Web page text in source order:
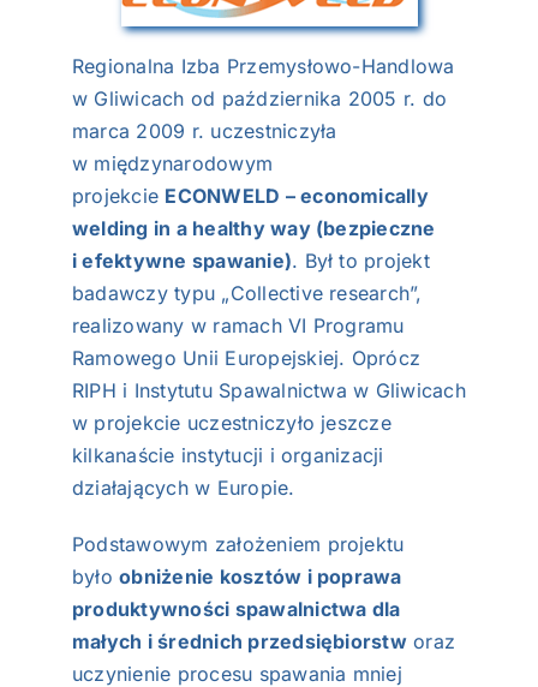
GALERIA
SĄD ARBITRAŻOWY
KOMITETY
MARKA ŚLĄSKIE
KONTAKT
Regionalna Izba Przemysłowo-Handlowa
w Gliwicach od października 2005 r. do
marca 2009 r. uczestniczyła
w międzynarodowym
projekcie ECONWELD – economically
welding in a healthy way (bezpieczne
i efektywne spawanie). Był to projekt
badawczy typu „Collective research”,
realizowany w ramach VI Programu
Ramowego Unii Europejskiej. Oprócz
RIPH i Instytutu Spawalnictwa w Gliwicach
w projekcie uczestniczyło jeszcze
kilkanaście instytucji i organizacji
działających w Europie.
Podstawowym założeniem projektu
byłoobniżenie kosztów i poprawa
produktywności spawalnictwa dla
małych i średnich przedsiębiorstworaz
uczynienie procesu spawania mniej